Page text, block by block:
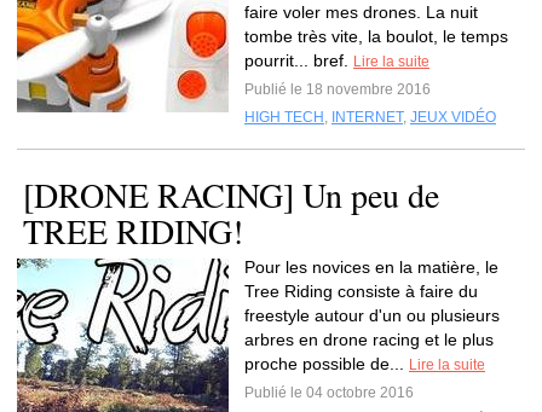
faire voler mes drones. La nuit
tombe très vite, la boulot, le temps
pourrit... bref.
Lire la suite
Publié le 18 novembre 2016
HIGH TECH , INTERNET, JEUX VIDÉO
[DRONE RACING] Un peu de
TREE RIDING!
Pour les novices en la matière, le
Tree Riding consiste à faire du
freestyle autour d'un ou plusieurs
arbres en drone racing et le plus
proche possible de...
Lire la suite
Publié le 04 octobre 2016